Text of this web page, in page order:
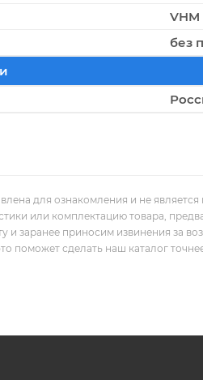
VHM
без
для ознакомления и не
или комплектацию товара,
и заранее приносим извинения за
поможет сделать наш каталог